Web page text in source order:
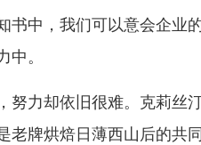
中，我们可以意会企业
。
力却依旧很难。克莉丝
老牌烘焙日薄西山后的共同